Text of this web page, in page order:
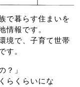
で暮らす住まいを
情報です。
境で、子育て世帯
す。
？」
らくらいにな